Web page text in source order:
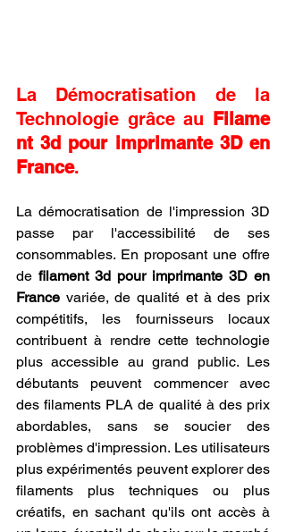
La Démocratisation de la
Technologie grâce au Filame
nt 3d pour imprimante 3D en
France.
La démocratisation de l'impression 3D
passe par l'accessibilité de ses
consommables. En proposant une offre
de filament 3d pour imprimante 3D en
France variée, de qualité et à des prix
compétitifs, les fournisseurs locaux
contribuent à rendre cette technologie
plus accessible au grand public. Les
débutants peuvent commencer avec
des filaments PLA de qualité à des prix
abordables, sans se soucier des
problèmes d'impression. Les utilisateurs
plus expérimentés peuvent explorer des
filaments plus techniques ou plus
créatifs, en sachant qu'ils ont accès à